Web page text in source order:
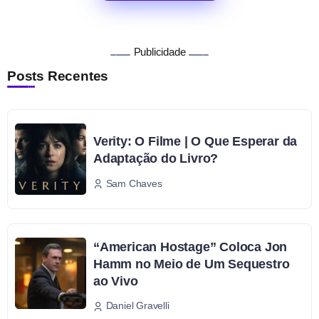
Publicidade
Posts Recentes
Verity: O Filme | O Que Esperar da
Adaptação do Livro?
Sam Chaves
“American Hostage” Coloca Jon
Hamm no Meio de Um Sequestro
ao Vivo
Daniel Gravelli